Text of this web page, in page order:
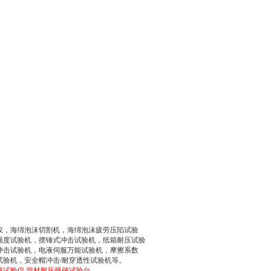
海绵泡沫切割机，海绵泡沫疲劳压陷试验
试验机，摆锤式冲击试验机，纸箱耐压试验
试验机，电液伺服万能试验机，摩擦系数
机，安全帽冲击/耐穿透性试验机等。